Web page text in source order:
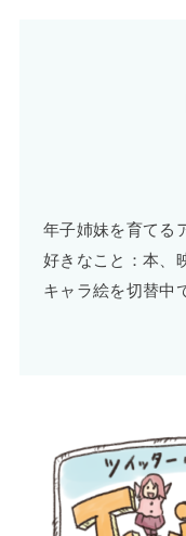
年子姉妹を育てる
好きなこと：本、
キャラ絵を切替中